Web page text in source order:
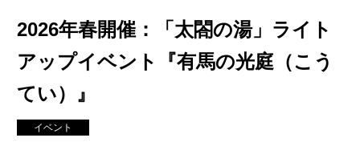
2026年春開催：「太閤の湯」ライト
アップイベント『有馬の光庭（こう
てい）』
イベント